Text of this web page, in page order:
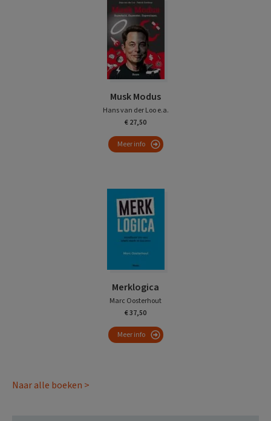
Musk Modus
Hans van der Loo e.a.
€ 27,50
Meer info
Merklogica
Marc Oosterhout
€ 37,50
Meer info
Naar alle boeken >